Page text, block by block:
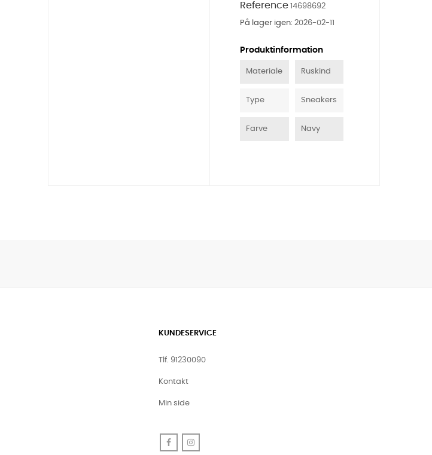
Reference 14698692
På lager igen: 2026-02-11
Produktinformation
Materiale Ruskind
Type Sneakers
Farve Navy
KUNDESERVICE
Tlf. 91230090
Kontakt
Min side
Facebook